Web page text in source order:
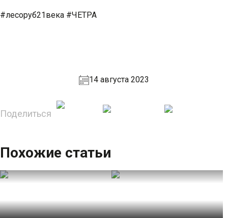
#лесоруб21века #ЧЕТРА
Поделиться
14 августа 2023
Похожие статьи